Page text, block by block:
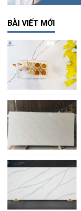
BÀI VIẾT MỚI